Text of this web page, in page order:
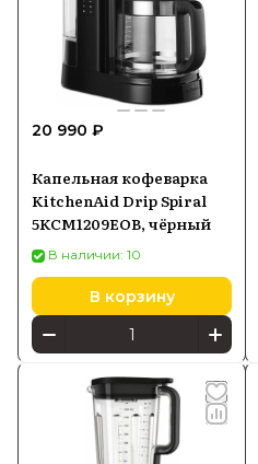
20 990 ₽
Капельная кофеварка
KitchenAid Drip Spiral
5KCM1209EOB, чёрный
В наличии: 10
В корзину